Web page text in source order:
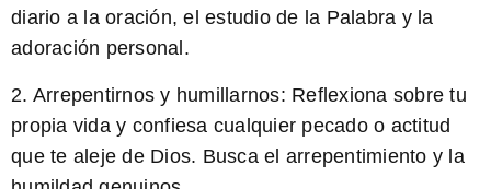
diario a la oración, el estudio de la Palabra y la
adoración personal.
2. Arrepentirnos y humillarnos: Reflexiona sobre tu
propia vida y confiesa cualquier pecado o actitud
que te aleje de Dios. Busca el arrepentimiento y la